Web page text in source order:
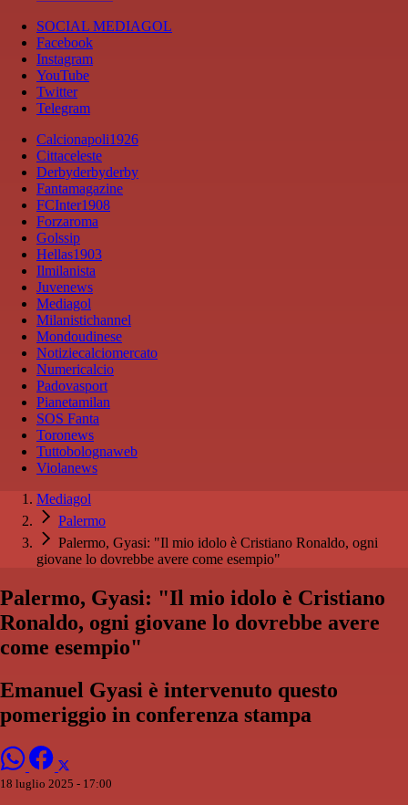
SOCIAL MEDIAGOL
Facebook
Instagram
YouTube
Twitter
Telegram
Calcionapoli1926
Cittaceleste
Derbyderbyderby
Fantamagazine
FCInter1908
Forzaroma
Golssip
Hellas1903
Ilmilanista
Juvenews
Mediagol
Milanistichannel
Mondoudinese
Notiziecalciomercato
Numericalcio
Padovasport
Pianetamilan
SOS Fanta
Toronews
Tuttobolognaweb
Violanews
Mediagol
Palermo
Palermo, Gyasi: "Il mio idolo è Cristiano Ronaldo, ogni
giovane lo dovrebbe avere come esempio"
Palermo, Gyasi: "Il mio idolo è Cristiano
Ronaldo, ogni giovane lo dovrebbe avere
come esempio"
Emanuel Gyasi è intervenuto questo
pomeriggio in conferenza stampa
18 luglio 2025 - 17:00